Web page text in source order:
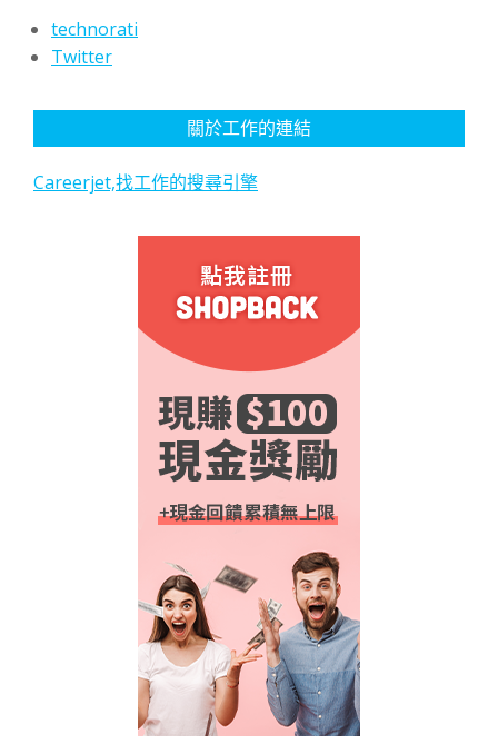
technorati
Twitter
關於工作的連結
Careerjet,找工作的搜尋引擎